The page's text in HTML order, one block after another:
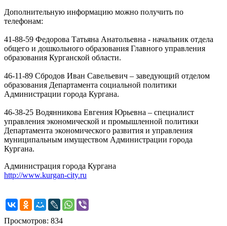
Дополнительную информацию можно получить по
телефонам:
41-88-59 Федорова Татьяна Анатольевна - начальник отдела
общего и дошкольного образования Главного управления
образования Курганской области.
46-11-89 Сбродов Иван Савельевич – заведующий отделом
образования Департамента социальной политики
Администрации города Кургана.
46-38-25 Водянникова Евгения Юрьевна – специалист
управления экономической и промышленной политики
Департамента экономического развития и управления
муниципальным имуществом Администрации города
Кургана.
Администрация города Кургана
http://www.kurgan-city.ru
Просмотров: 834